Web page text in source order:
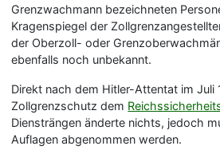
Grenzwachmann bezeichneten
Kragenspiegel der
der Oberzoll- oder
ebenfalls noch unbekannt.
Direkt nach dem Hitler-Attentat im Juli
Zollgrenzschutz dem
Diensträngen änderte nichts, jedoch
Auflagen abgenommen werden.